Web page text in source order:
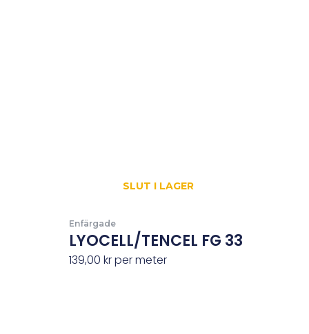
SLUT I LAGER
Enfärgade
LYOCELL/TENCEL FG 33
139,00krper meter